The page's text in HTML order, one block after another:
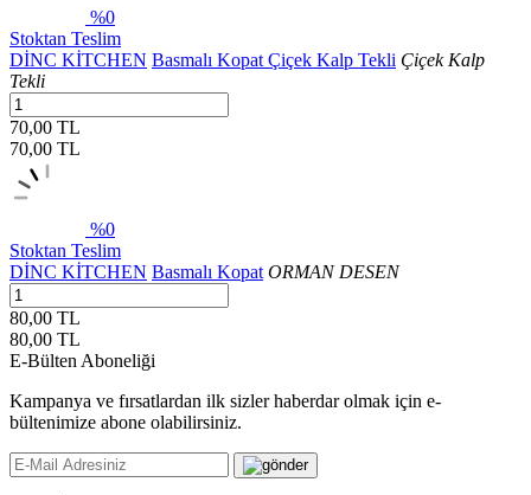
%0
Stoktan Teslim
DİNC KİTCHEN Basmalı Kopat Çiçek Kalp Tekli Çiçek Kalp
Tekli
70,00 TL
70,00 TL
%0
Stoktan Teslim
DİNC KİTCHEN Basmalı Kopat ORMAN DESEN
80,00 TL
80,00 TL
E-Bülten Aboneliği
Kampanya ve fırsatlardan ilk sizler haberdar olmak için e-
bültenimize abone olabilirsiniz.